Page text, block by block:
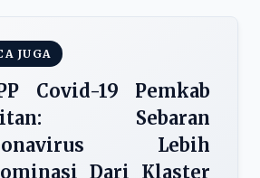
JUGA
Covid-19 Pemkab
Sebaran
Lebih
Dari Klaster